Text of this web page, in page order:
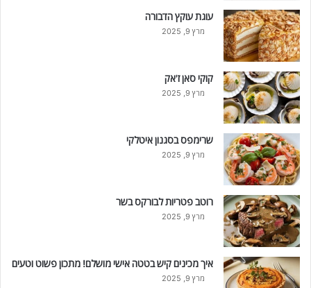
עוגת עוקץ הדבורה
מרץ 9, 2025
קוקי סאן ז'אק
מרץ 9, 2025
שרימפס בסגנון איטלקי
מרץ 9, 2025
רוטב פטריות לבורקס בשר
מרץ 9, 2025
איך מכינים קיש בטטה אישי מושלם! מתכון פשוט וטעים
מרץ 9, 2025